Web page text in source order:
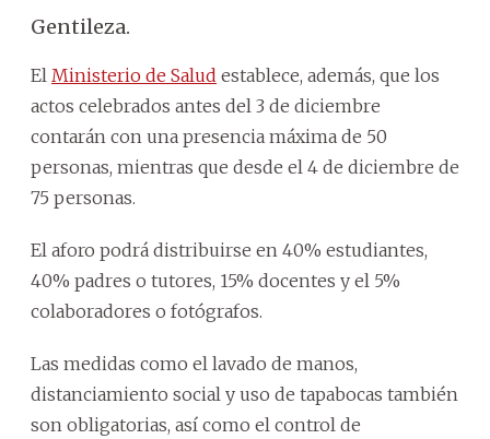
Gentileza.
El Ministerio de Salud establece, además, que los
actos celebrados antes del 3 de diciembre
contarán con una presencia máxima de 50
personas, mientras que desde el 4 de diciembre de
75 personas.
El aforo podrá distribuirse en 40% estudiantes,
40% padres o tutores, 15% docentes y el 5%
colaboradores o fotógrafos.
Las medidas como el lavado de manos,
distanciamiento social y uso de tapabocas también
son obligatorias, así como el control de